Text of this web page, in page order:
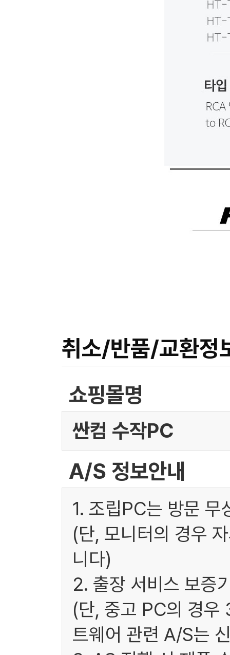
취소/반품/교환정
쇼핑몰명
싼컴 수작PC
A/S 정보안내
1. 조립PC는 방문
(단, 모니터의 경우
니다)
2. 출장 서비스 보증
(단, 중고 PC의 경우
트웨어 관련 A/S는